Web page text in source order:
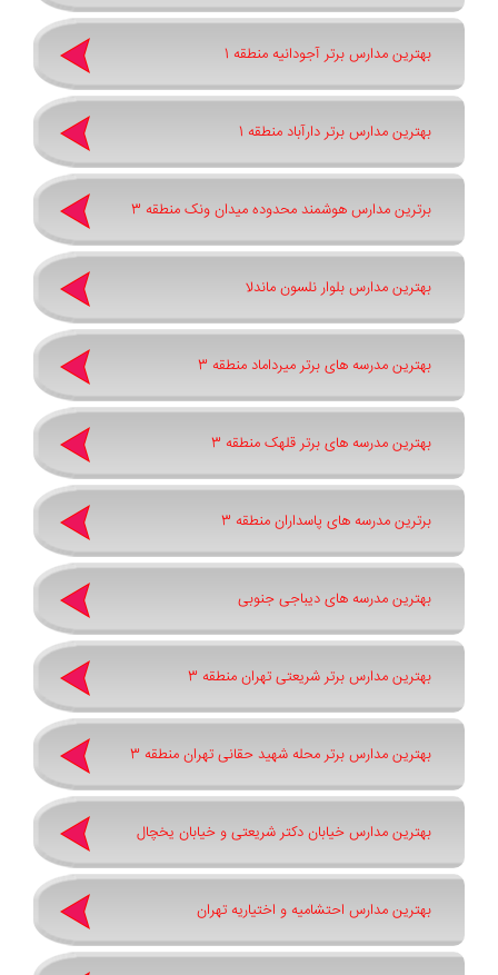
بهترین مدارس برتر آجودانیه منطقه 1
بهترین مدارس برتر دارآباد منطقه 1
برترین مدارس هوشمند محدوده میدان ونک منطقه 3
بهترین مدارس بلوار نلسون ماندلا
بهترین مدرسه های برتر میرداماد منطقه 3
بهترین مدرسه های برتر قلهک منطقه 3
برترین مدرسه های پاسداران منطقه 3
بهترین مدرسه های دیباجی جنوبی
بهترین مدارس برتر شریعتی تهران منطقه 3
بهترین مدارس برتر محله شهید حقانی تهران منطقه 3
بهترین مدارس خیابان دکتر شریعتی و خیابان یخچال
بهترین مدارس احتشامیه و اختیاریه تهران